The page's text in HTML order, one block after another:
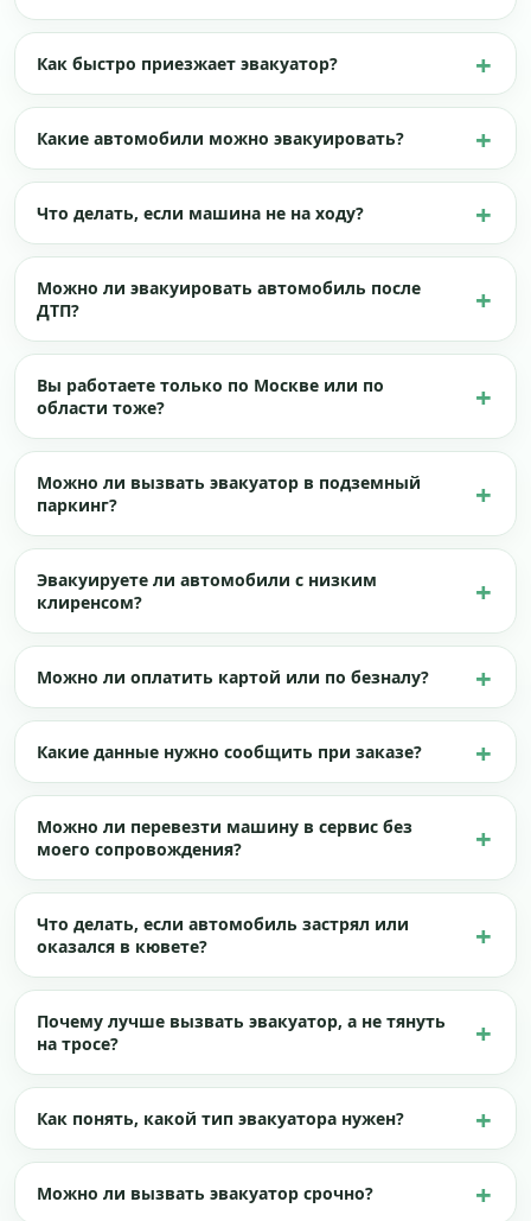
Как быстро приезжает эвакуатор?
Какие автомобили можно эвакуировать?
Что делать, если машина не на ходу?
Можно ли эвакуировать автомобиль после
ДТП?
Вы работаете только по Москве или по
области тоже?
Можно ли вызвать эвакуатор в подземный
паркинг?
Эвакуируете ли автомобили с низким
клиренсом?
Можно ли оплатить картой или по безналу?
Какие данные нужно сообщить при заказе?
Можно ли перевезти машину в сервис без
моего сопровождения?
Что делать, если автомобиль застрял или
оказался в кювете?
Почему лучше вызвать эвакуатор, а не тянуть
на тросе?
Как понять, какой тип эвакуатора нужен?
Можно ли вызвать эвакуатор срочно?